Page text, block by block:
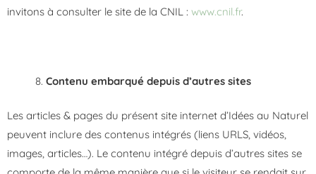
invitons à consulter le site de la CNIL : www.cnil.fr.
8. Contenu embarqué depuis d’autres sites
Les articles & pages du présent site internet d’Idées au Naturel
peuvent inclure des contenus intégrés (liens URLS, vidéos,
images, articles…). Le contenu intégré depuis d’autres sites se